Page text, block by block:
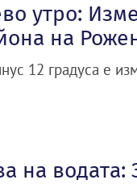
утро:
на
12 градуса е
на